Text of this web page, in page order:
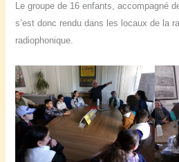
Le groupe de 16 enfants, accompagné
s’est donc rendu dans les locaux de la
radiophonique.